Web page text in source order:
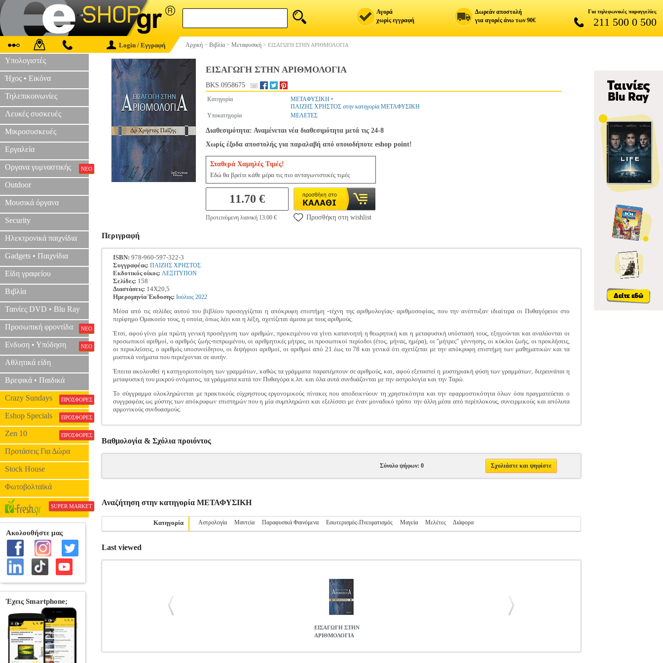
Αγορά
χωρίς εγγραφή
Δωρεάν αποστολή
για αγορές άνω των 90€
Για τηλεφωνικές παραγγελίες
211 500 0 500
Login / Εγγραφή Αρχική > Βιβλία > Μεταφυσική > ΕΙΣΑΓΩΓΗ ΣΤΗΝ ΑΡΙΘΜΟΛΟΓΙΑ
Υπολογιστές
Ήχος • Εικόνα
Τηλεπικοινωνίες
Λευκές συσκευές
Μικροσυσκευές
Εργαλεία
Οργανα γυμναστικής ΝΕΟ
Outdoor
Μουσικά όργανα
Security
Ηλεκτρονικά παιχνίδια
Gadgets • Παιχνίδια
Είδη γραφείου
Βιβλία
Ταινίες DVD • Blu Ray
Προσωπική φροντίδα ΝΕΟ
Ενδυση • Υπόδηση ΝΕΟ
Αθλητικά είδη
Βρεφικά • Παιδικά
Crazy Sundays ΠΡΟΣΦΟΡΕΣ
Eshop Specials ΠΡΟΣΦΟΡΕΣ
Zen 10 ΠΡΟΣΦΟΡΕΣ
Προτάσεις Για Δώρα
Stock House
Φωτοβολταϊκά
SUPER MARKET
ΕΙΣΑΓΩΓΗ ΣΤΗΝ ΑΡΙΘΜΟΛΟΓΙΑ
BKS.0958675
Κατηγορία ΜΕΤΑΦΥΣΙΚΗ •
ΠΑΙΖΗΣ ΧΡΗΣΤΟΣ στην κατηγορία ΜΕΤΑΦΥΣΙΚΗ
Υποκατηγορία
ΜΕΛΕΤΕΣ
Διαθεσιμότητα: Αναμένεται νέα διαθεσιμότητα μετά τις 24-8
Χωρίς έξοδα αποστολής για παραλαβή από οποιοδήποτε eshop point!
Σταθερά Χαμηλές Τιμές!
Εδώ θα βρείτε κάθε μέρα τις πιο ανταγωνιστικές τιμές
11.70 €
Προτεινόμενη λιανική 13.00 € Προσθήκη στη wishlist
Περιγραφή
ISBN: 978-960-597-322-3
Συγγραφέας: ΠΑΙΖΗΣ ΧΡΗΣΤΟΣ
Εκδοτικός οίκος: ΛΕΞΙΤΥΠΟΝ
Σελίδες: 158
Διαστάσεις: 14Χ20,5
Ημερομηνία Έκδοσης: Ιούλιος 2022
Μέσα από τις σελίδες αυτού του βιβλίου προσεγγίζεται η απόκρυφη επιστήμη -τέχνη της αριθμολογίας- αριθμοσοφίας, που την ανέπτυξαν ιδιαίτερα οι Πυθαγόρειοι στο
περίφημο Ομακοείο τους, η οποία, όπως λέει και η λέξη, σχετίζεται άμεσα με τους αριθμούς.
Έτσι, αφού γίνει μία πρώτη γενική προσέγγιση των αριθμών, προκειμένου να γίνει κατανοητή η θεωρητική και η μεταφυσική υπόστασή τους, εξηγούνται και αναλύονται οι
προσωπικοί αριθμοί, ο αριθμός ζωής-πεπρωμένου, οι αριθμητικές μήτρες, οι προσωπικοί περίοδοι (έτος, μήνας, ημέρα), οι "μήτρες" γέννησης, οι κύκλοι ζωής, οι προκλήσεις,
οι περικλείσεις, ο αριθμός υποσυνείδητου, οι διψήφιοι αριθμοί, οι αριθμοί από 21 έως το 78 και γενικά ότι σχετίζεται με την απόκρυφη επιστήμη των μαθηματικών και τα
μυστικά νοήματα που περιέχονται σε αυτήν.
Έπειτα ακολουθεί η κατηγοριοποίηση των γραμμάτων, καθώς τα γράμματα παραπέμπουν σε αριθμούς, και, αφού εξεταστεί η μυστηριακή φύση των γραμμάτων, διερευνάται η
μεταφυσική του μικρού ονόματος, τα γράμματα κατά τον Πυθαγόρα κ.λπ. και όλα αυτά συνδυάζονται με την αστρολογία και την Ταρώ.
Το σύγγραμμα ολοκληρώνεται με πρακτικούς εύχρηστους εργονομικούς πίνακες που αποδεικνύουν τη χρηστικότητα και την εφαρμοστικότητα όλων όσα πραγματεύεται ο
συγγραφέας ως μύστης των απόκρυφων επιστημών που η μία συμπληρώνει και εξελίσσει με έναν μοναδικό τρόπο την άλλη μέσα από περίπλοκους, συνειρμικούς και απόλυτα
αρμονικούς συνδυασμούς.
Βαθμολογία & Σχόλια προιόντος
Σύνολο ψήφων: 0 Σχολιάστε και ψηφίστε
Αναζήτηση στην κατηγορία ΜΕΤΑΦΥΣΙΚΗ
Κατηγορία Αστρολογία Μαντεία Παραφυσικά Φαινόμενα Εσωτερισμός-Πνευματισμός Μαγεία Μελέτες Διάφορα
Last viewed
ΕΙΣΑΓΩΓΗ ΣΤΗΝ
ΑΡΙΘΜΟΛΟΓΙΑ